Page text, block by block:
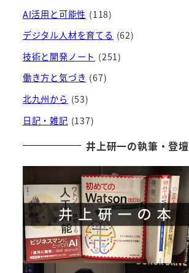
AI活用と可能性 (118)
デジタル人材を育てる (62)
技術と開発ノート (251)
働き方と気づき (67)
北九州から (53)
日記・雑記 (137)
井上研一の執筆・登壇